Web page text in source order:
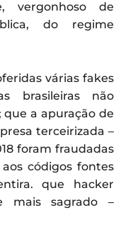
vergonhoso de
do regime
várias fakes
brasileiras não
a apuração de
terceirizada –
foram fraudadas
códigos fontes
que hacker
mais sagrado –